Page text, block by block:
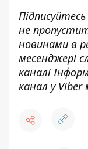
не
новинами в
месенджері
каналі
канал у